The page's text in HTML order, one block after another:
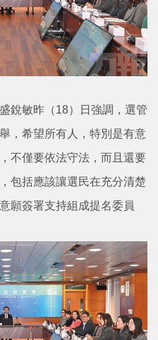
銳敏昨（18）日強調，選管
，希望所有人，特別是有意
不僅要依法守法，而且還要
包括應該讓選民在充分清楚
願簽署支持組成提名委員